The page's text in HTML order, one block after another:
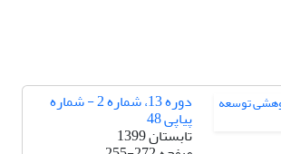
دوره 13، شماره 2 - شماره
پیاپی 48
تابستان 1399